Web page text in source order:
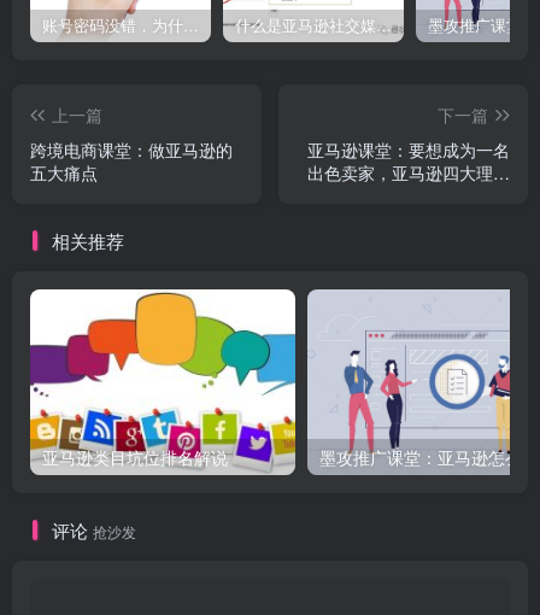
账号密码没错，为什么Facebook登录不了电脑端?就用这个方法解决，So easy！ 什么是亚马逊社交媒体促销活动？6年资深运营为您答疑解惑
上一篇
跨境电商课堂：做亚马逊的
五大痛点
下一篇
亚马逊课堂：要想成为一名
出色卖家，亚马逊四大理念
相关推荐
亚马逊类目坑位排名解说
评论 抢沙发